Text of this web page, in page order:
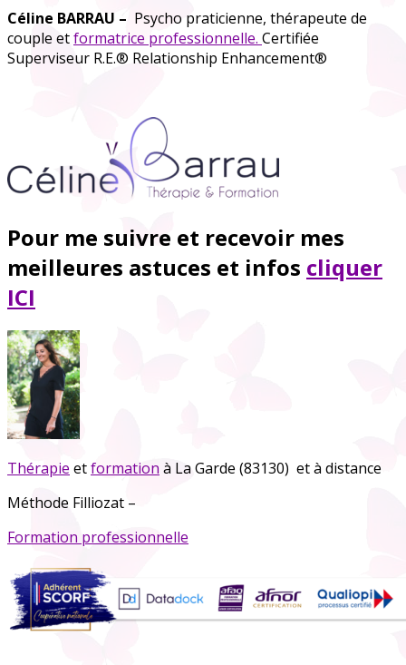
Céline BARRAU – Psycho praticienne, thérapeute de
couple etformatrice professionnelle. Certifiée
Superviseur R.E.® Relationship Enhancement®
Pour me suivre et recevoir mes
meilleures astuces et infos cliquer
ICI
Thérapie etformation à La Garde (83130) et à distance
Méthode Filliozat –
Formation professionnelle